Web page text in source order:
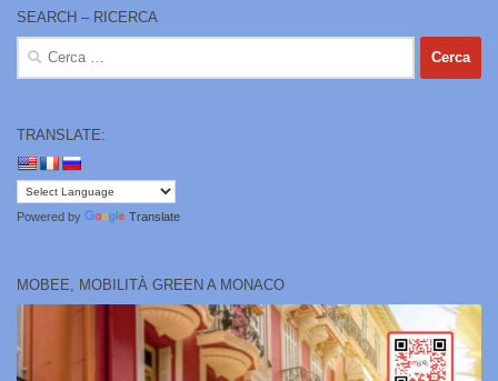
SEARCH – RICERCA
Ricerca
TRANSLATE:
Powered by Translate
MOBEE, MOBILITÀ GREEN A MONACO